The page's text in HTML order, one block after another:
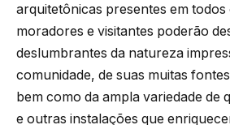
arquitetônicas presentes em todos
moradores e visitantes poderão
deslumbrantes da natureza
comunidade, de suas muitas
bem como da ampla variedade de
e outras instalações que